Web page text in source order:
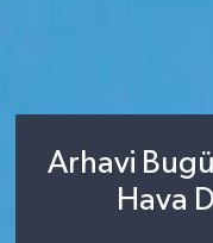
Arhavi
Hava
SİYASET
SPOR
Tüm Manşetler
Son Dakika